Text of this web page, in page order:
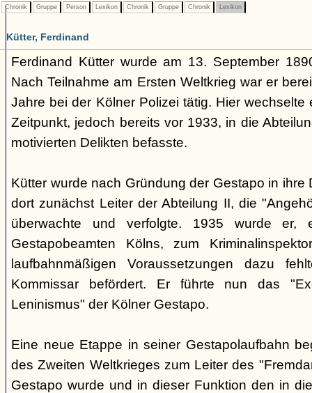
Chronik Gruppe Person Lexikon Chronik Gruppe Chronik Lexikon
Kütter, Ferdinand
Ferdinand Kütter wurde am 13. September
Nach Teilnahme am Ersten Weltkrieg war er
Jahre bei der Kölner Polizei tätig. Hier
Zeitpunkt, jedoch bereits vor 1933, in die
motivierten Delikten befasste.
Kütter wurde nach Gründung der Gestapo in ihre
dort zunächst Leiter der Abteilung II, die
überwachte und verfolgte. 1935 wurde er,
Gestapobeamten Kölns, zum
laufbahnmäßigen Voraussetzungen dazu
Kommissar befördert. Er führte nun das
Leninismus" der Kölner Gestapo.
Eine neue Etappe in seiner Gestapolaufbahn
des Zweiten Weltkrieges zum Leiter des
Gestapo wurde und in dieser Funktion den in